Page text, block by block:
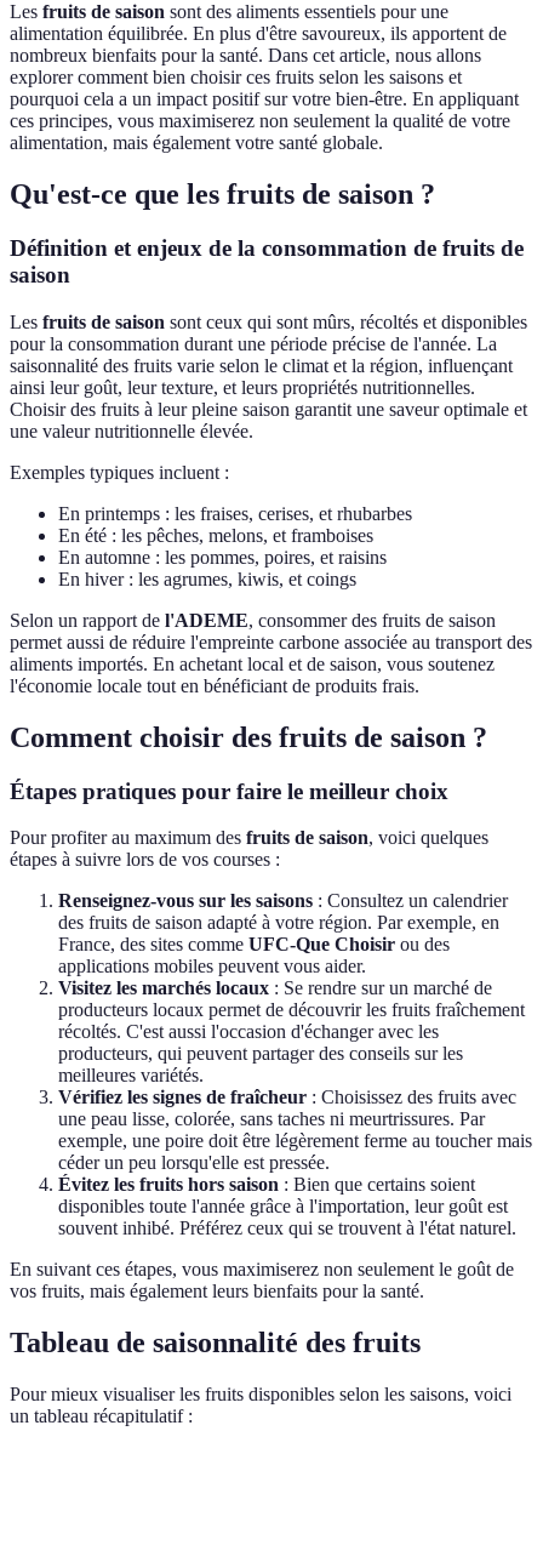
Les fruits de saison sont des aliments essentiels pour une
alimentation équilibrée. En plus d'être savoureux, ils apportent de
nombreux bienfaits pour la santé. Dans cet article, nous allons
explorer comment bien choisir ces fruits selon les saisons et
pourquoi cela a un impact positif sur votre bien-être. En appliquant
ces principes, vous maximiserez non seulement la qualité de votre
alimentation, mais également votre santé globale.
Qu'est-ce que les fruits de saison ?
Définition et enjeux de la consommation de fruits de
saison
Les fruits de saison sont ceux qui sont mûrs, récoltés et disponibles
pour la consommation durant une période précise de l'année. La
saisonnalité des fruits varie selon le climat et la région, influençant
ainsi leur goût, leur texture, et leurs propriétés nutritionnelles.
Choisir des fruits à leur pleine saison garantit une saveur optimale et
une valeur nutritionnelle élevée.
Exemples typiques incluent :
En printemps : les fraises, cerises, et rhubarbes
En été : les pêches, melons, et framboises
En automne : les pommes, poires, et raisins
En hiver : les agrumes, kiwis, et coings
Selon un rapport de l'ADEME, consommer des fruits de saison
permet aussi de réduire l'empreinte carbone associée au transport des
aliments importés. En achetant local et de saison, vous soutenez
l'économie locale tout en bénéficiant de produits frais.
Comment choisir des fruits de saison ?
Étapes pratiques pour faire le meilleur choix
Pour profiter au maximum des fruits de saison, voici quelques
étapes à suivre lors de vos courses :
Renseignez-vous sur les saisons : Consultez un calendrier
des fruits de saison adapté à votre région. Par exemple, en
France, des sites comme UFC-Que Choisir ou des
applications mobiles peuvent vous aider.
Visitez les marchés locaux : Se rendre sur un marché de
producteurs locaux permet de découvrir les fruits fraîchement
récoltés. C'est aussi l'occasion d'échanger avec les
producteurs, qui peuvent partager des conseils sur les
meilleures variétés.
Vérifiez les signes de fraîcheur : Choisissez des fruits avec
une peau lisse, colorée, sans taches ni meurtrissures. Par
exemple, une poire doit être légèrement ferme au toucher mais
céder un peu lorsqu'elle est pressée.
Évitez les fruits hors saison : Bien que certains soient
disponibles toute l'année grâce à l'importation, leur goût est
souvent inhibé. Préférez ceux qui se trouvent à l'état naturel.
En suivant ces étapes, vous maximiserez non seulement le goût de
vos fruits, mais également leurs bienfaits pour la santé.
Tableau de saisonnalité des fruits
Pour mieux visualiser les fruits disponibles selon les saisons, voici
un tableau récapitulatif :